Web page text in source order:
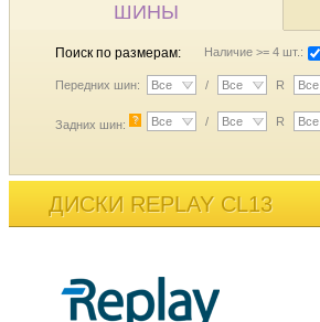
ШИНЫ
Поиск по размерам: Наличие >= 4 шт.:
Передних шин: Все / Все R Все
Задних шин: ? Все / Все R Все
ДИСКИ REPLAY CL13